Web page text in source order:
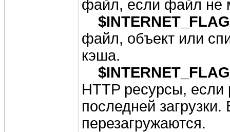
файл, если файл не
файл, объект или
кэша.
HTTP ресурсы,
последней
перезагружаются.